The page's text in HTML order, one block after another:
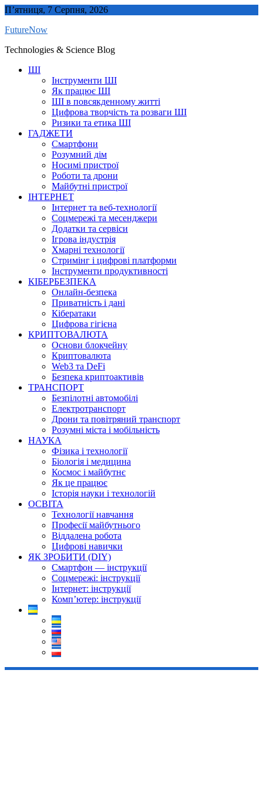
Skip
content
П’ятниця, 7 Серпня, 2026
FutureNow
Technologies & Science Blog
ШІ
Інструменти ШІ
Як працює ШІ
ШІ в повсякденному житті
Цифрова творчість та розваги ШІ
Ризики та етика ШІ
ГАДЖЕТИ
Смартфони
Розумний дім
Носимі пристрої
Роботи та дрони
Майбутні пристрої
ІНТЕРНЕТ
Інтернет та веб-технології
Соцмережі та месенджери
Додатки та сервіси
Ігрова індустрія
Хмарні технології
Стримінг і цифрові платформи
Інструменти продуктивності
КІБЕРБЕЗПЕКА
Онлайн-безпека
Приватність і дані
Кібератаки
Цифрова гігієна
КРИПТОВАЛЮТА
Основи блокчейну
Криптовалюта
Web3 та DeFi
Безпека криптоактивів
ТРАНСПОРТ
Безпілотні автомобілі
Електротранспорт
Дрони та повітряний транспорт
Розумні міста і мобільність
НАУКА
Фізика і технології
Біологія і медицина
Космос і майбутнє
Як це працює
Історія науки і технологій
ОСВІТА
Технології навчання
Професії майбутнього
Віддалена робота
Цифрові навички
ЯК ЗРОБИТИ (DIY)
Смартфон — інструкції
Соцмережі: інструкції
Інтернет: інструкції
Комп’ютер: інструкції